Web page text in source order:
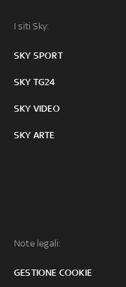
I siti Sky:
SKY SPORT
SKY TG24
SKY VIDEO
SKY ARTE
Note legali:
GESTIONE COOKIE